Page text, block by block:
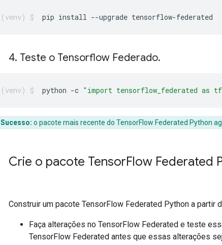
pip install --upgrade tensorflow-federated
4. Teste o Tensorflow Federado.
python -c "import tensorflow_federated
Sucesso: o pacote mais recente do TensorFlow Federated Python
Crie o pacote TensorFlow Federated
Construir um pacote TensorFlow Federated Python a partir
Faça alterações no TensorFlow Federated e teste
TensorFlow Federated antes que essas alterações